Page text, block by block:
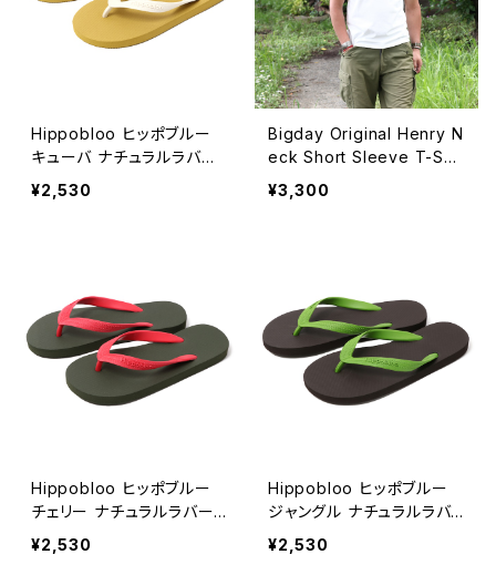
Hippobloo ヒッポブルー
キューバ ナチュラルラバー
ビーチサンダル 天然ゴム メ
ンズ レディース
¥2,530
Bigday Original Henry N
eck Short Sleeve T-Shir
t ヘンリーネック半袖Tシャ
ツ コットン100％ 6.2oz.
¥3,300
Hippobloo ヒッポブルー
チェリー ナチュラルラバー
ビーチサンダル 天然ゴム メ
ンズ レディース
¥2,530
Hippobloo ヒッポブルー
ジャングル ナチュラルラバ
ービーチサンダル 天然ゴム
メンズ レディース
¥2,530